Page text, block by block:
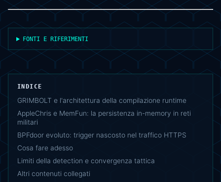
FONTI E RIFERIMENTI
INDICE
GRIMBOLT e l'architettura della compilazione runtime
AppleChris e MemFun: la persistenza in-memory in reti
militari
BPFdoor evoluto: trigger nascosto nel traffico HTTPS
Cosa fare adesso
Limiti della detection e convergenza tattica
Altri contenuti collegati